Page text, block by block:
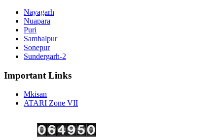
Nayagarh
Nuapara
Puri
Sambalpur
Sonepur
Sundergarh-2
Important Links
Mkisan
ATARI Zone VII